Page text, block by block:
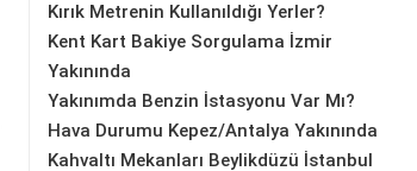
Kırık Metrenin Kullanıldığı Yerler?
Kent Kart Bakiye Sorgulama İzmir
Yakınında
Yakınımda Benzin İstasyonu Var Mı?
Hava Durumu Kepez/Antalya Yakınında
Kahvaltı Mekanları Beylikdüzü İstanbul